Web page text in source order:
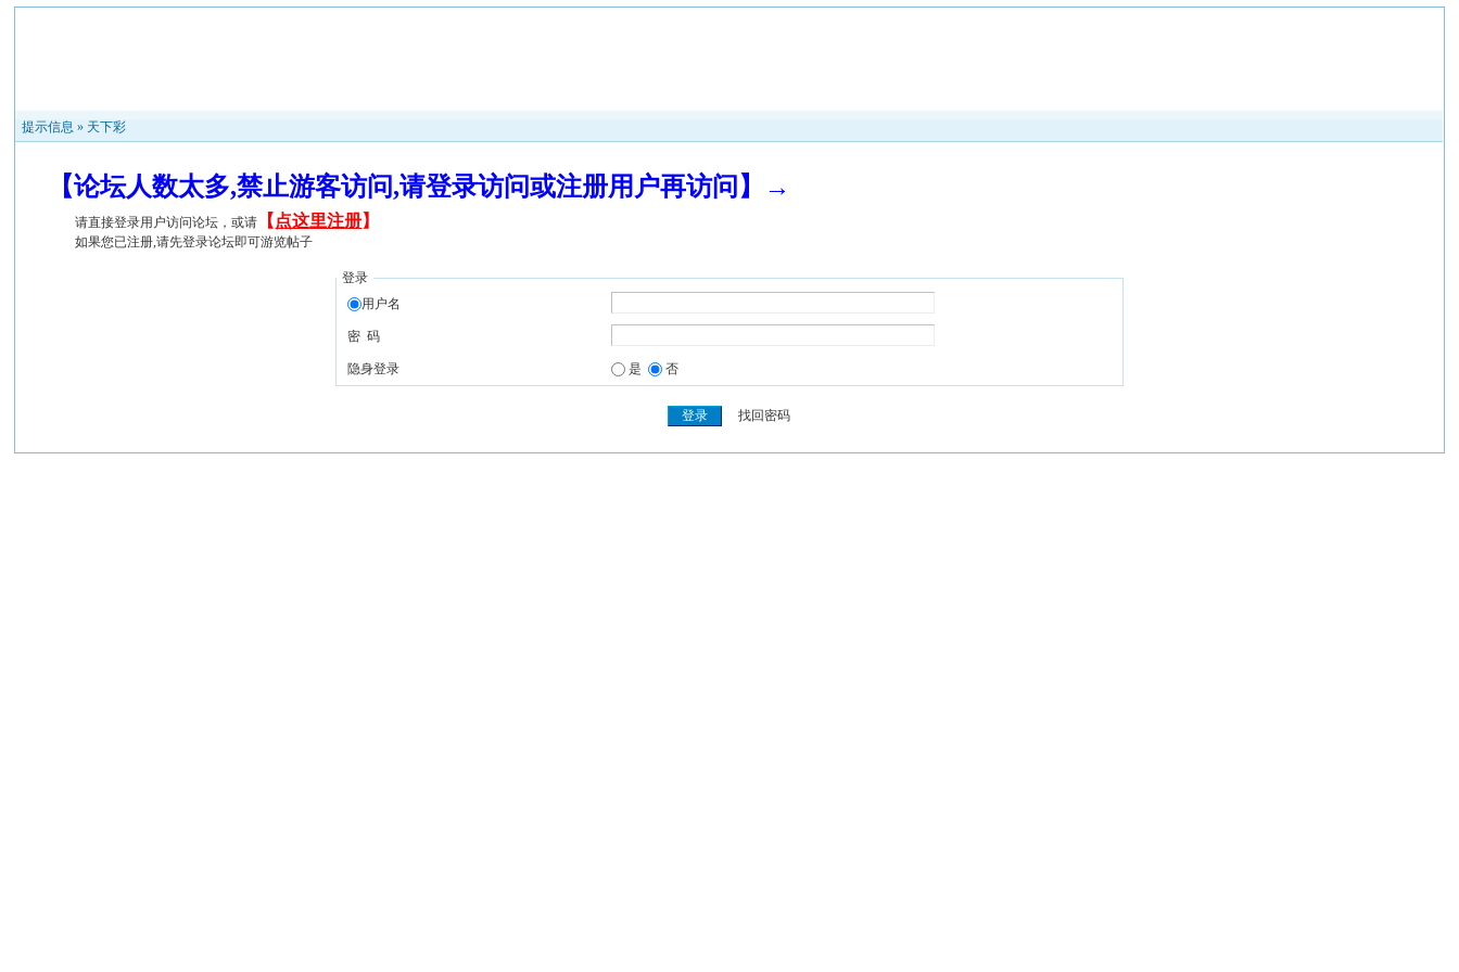
提示信息 » 天下彩
【论坛人数太多,禁止游客访问,请登录访问或注册用户再访问】→
请直接登录用户访问论坛，或请 【 点这里注册】
如果您已注册,请先登录论坛即可游览帖子
登录
用户名
密 码
隐身登录 是 否
找回密码